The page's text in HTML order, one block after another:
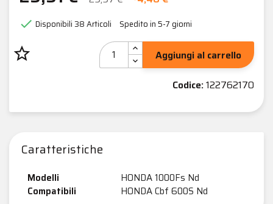
 Disponibili38 Articoli Spedito in 5-7 giorni
star_border
Aggiungi al carrello
Codice:122762170
Caratteristiche
Modelli
Compatibili
HONDA 1000Fs Nd
HONDA Cbf 600S Nd